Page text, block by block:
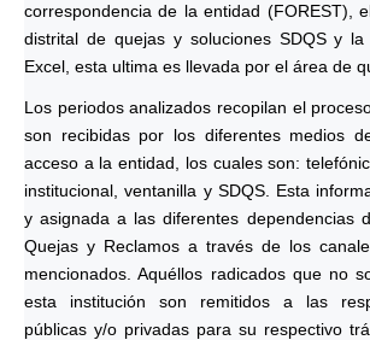
correspondencia de la entidad (FOREST),
distrital de quejas y soluciones SDQS y la
Excel, esta ultima es llevada por el área de
Los periodos analizados recopilan el
son recibidas por los diferentes medios
acceso a la entidad, los cuales son:
institucional, ventanilla y SDQS. Esta
y asignada a las diferentes dependencias
Quejas y Reclamos a través de los
mencionados. Aquéllos radicados que no
esta institución son remitidos a las
públicas y/o privadas para su respectivo